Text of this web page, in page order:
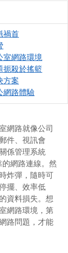
禍首
室網路環境
扼殺於搖籃
方案
網路體驗
網路就像公司
件、視訊會
係管理系統
的網路連線。然
炸彈，隨時可
擺、效率低
資料損失。想
網路環境，第
路問題，才能